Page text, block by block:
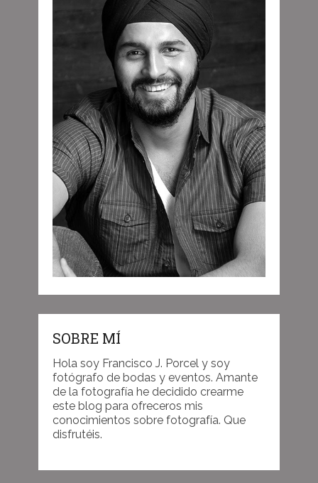
SOBRE MÍ
Hola soy Francisco J. Porcel y soy
fotógrafo de bodas y eventos. Amante
de la fotografía he decidido crearme
este blog para ofreceros mis
conocimientos sobre fotografía. Que
disfrutéis.